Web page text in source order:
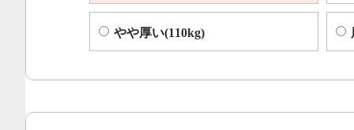
やや厚い(110kg)